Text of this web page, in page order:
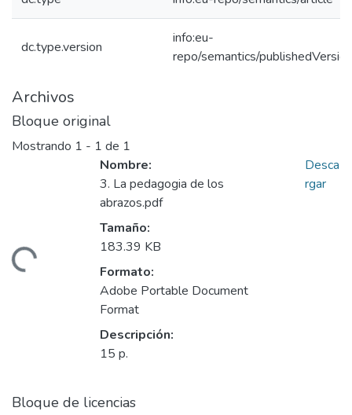
dc.type.version
info:eu-
repo/semantics/publishedVersion
Archivos
Bloque original
Mostrando 1 - 1 de 1
Nombre:
3. La pedagogia de los
abrazos.pdf
Tamaño:
183.39 KB
Formato:
Adobe Portable Document
Format
Descripción:
15 p.
Desca
rgar
Bloque de licencias